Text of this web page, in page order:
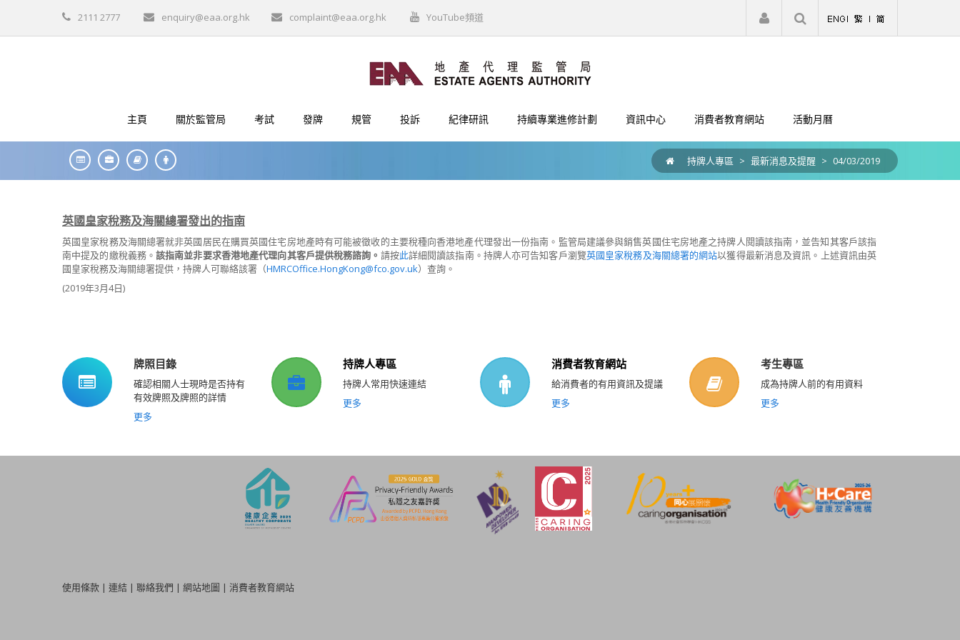
2111 2777 enquiry@eaa.org.hk complaint@eaa.org.hk YouTube頻道 註冊 登入
主頁 關於監管局 考試 發牌 規管 投訴 紀律研訊 持續專業進修計劃 資訊中心 消費者教育網站 活動月曆
持牌人專區 > 最新消息及提醒 > 04/03/2019
英國皇家稅務及海關總署發出的指南
英國皇家稅務及海關總署就非英國居民在購買英國住宅房地產時有可能被徵收的主要稅種向香港地產代理發出一份指南。監管局建議參與銷售英國住宅房地產之持牌人閱讀該指南，並告知其客戶該指
南中提及的繳稅義務。該指南並非要求香港地產代理向其客戶提供稅務諮詢。 請按此詳細閱讀該指南。持牌人亦可告知客戶瀏覽英國皇家稅務及海關總署的網站以獲得最新消息及資訊。上述資訊由英
國皇家稅務及海關總署提供，持牌人可聯絡該署（HMRCOffice.HongKong@fco.gov.uk）查詢 。
(2019年3月4日)
牌照目錄
確認相關人士現時是否持有
有效牌照及牌照的詳情
更多
持牌人專區
持牌人常用快速連結
更多
消費者教育網站
給消費者的有用資訊及提議
更多
考生專區
成為持牌人前的有用資料
更多
使用條款 | 連結 | 聯絡我們 | 網站地圖 | 消費者教育網站